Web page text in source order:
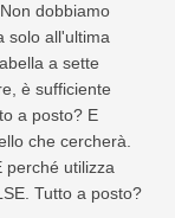
dobbiamo
solo all'ultima
a sette
è sufficiente
a posto? E
che cercherà.
perché utilizza
Tutto a posto?